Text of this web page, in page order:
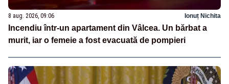
8 aug. 2026, 09:06 Ionuț Nichita
Incendiu într-un apartament din Vâlcea. Un bărbat a
murit, iar o femeie a fost evacuată de pompieri